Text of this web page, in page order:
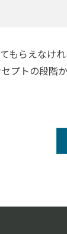
らえなけ
プトの段階